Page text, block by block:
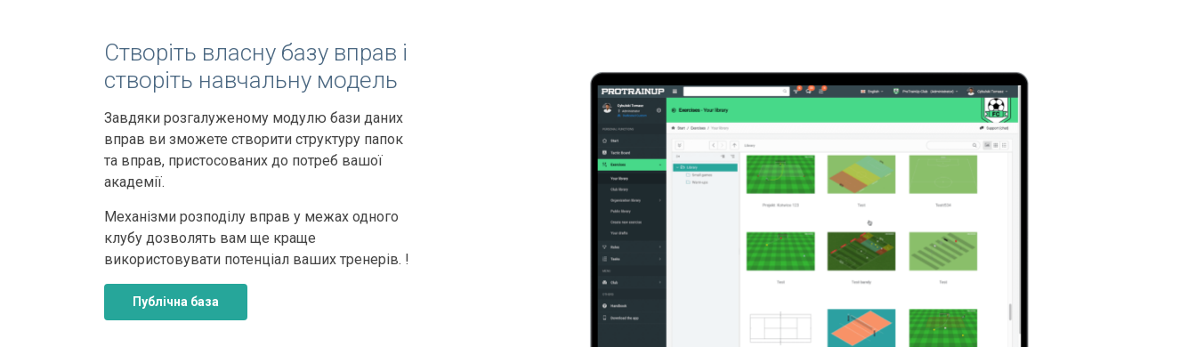
Створіть власну базу вправ і
створіть навчальну модель
Завдяки розгалуженому модулю бази даних
вправ ви зможете створити структуру папок
та вправ, пристосованих до потреб вашої
академії.
Механізми розподілу вправ у межах одного
клубу дозволять вам ще краще
використовувати потенціал ваших тренерів. !
Публічна база